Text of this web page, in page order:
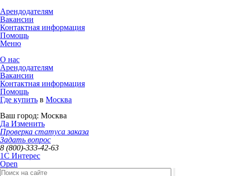
Арендодателям
Вакансии
Контактная информация
Помощь
Меню
О нас
Арендодателям
Вакансии
Контактная информация
Помощь
Где купить в Москва
Ваш город: Москва
Да Изменить
Проверка статуса заказа
Задать вопрос
8 (800)-333-42-63
1C Интерес
Open